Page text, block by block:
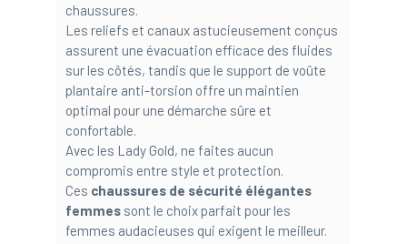
chaussures.
Les reliefs et canaux astucieusement conçus
assurent une évacuation efficace des fluides
sur les côtés, tandis que le support de voûte
plantaire anti-torsion offre un maintien
optimal pour une démarche sûre et
confortable.
Avec les Lady Gold, ne faites aucun
compromis entre style et protection.
Ces chaussures de sécurité élégantes
femmessont le choix parfait pour les
femmes audacieuses qui exigent le meilleur.